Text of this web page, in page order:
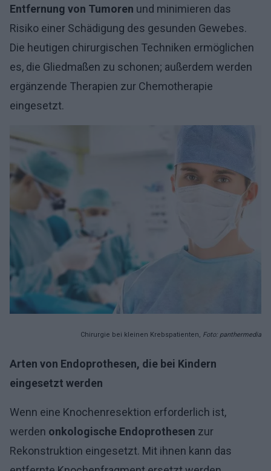
Entfernung von Tumoren und minimieren das
Risiko einer Schädigung des gesunden Gewebes.
Die heutigen chirurgischen Techniken ermöglichen
es, die Gliedmaßen zu schonen; außerdem werden
ergänzende Therapien zur Chemotherapie
eingesetzt.
Chirurgie bei kleinen Krebspatienten, Foto: panthermedia
Arten von Endoprothesen, die bei Kindern
eingesetzt werden
Wenn eine Knochenresektion erforderlich ist,
werden onkologische Endoprothesen zur
Rekonstruktion eingesetzt. Mit ihnen kann das